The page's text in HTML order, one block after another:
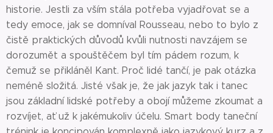
historie. Jestli za vším stála potřeba vyjadřovat se a
tedy emoce, jak se domníval Rousseau, nebo to bylo z
čistě praktických důvodů kvůli nutnosti navzájem se
dorozumět a spouštěčem byl tím pádem rozum, k
čemuž se přikláněl Kant. Proč lidé tančí, je pak otázka
neméně složitá. Jisté však je, že jak jazyk tak i tanec
jsou základní lidské potřeby a obojí můžeme zkoumat a
rozvíjet, ať už k jakémukoliv účelu. Smart body taneční